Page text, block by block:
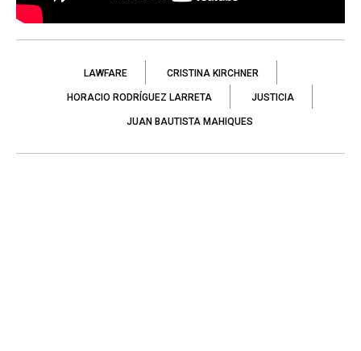
LAWFARE CRISTINA KIRCHNER
HORACIO RODRÍGUEZ LARRETA JUSTICIA
JUAN BAUTISTA MAHIQUES